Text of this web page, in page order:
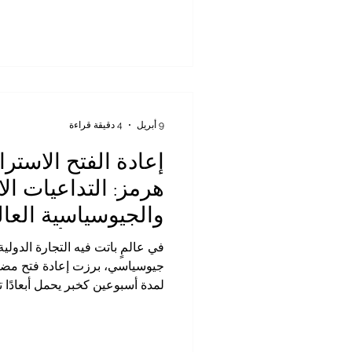
إعادة الفتح
هرمز: التداعيات
والجيوسياسية
لأسبوعين وأثرها
العربية الإفريقية
في عالمٍ باتت فيه التجارة
جيوسياسي، برزت إعادة فتح
لمدة أسبوعين كخبر يحمل أبعادًا
9 أبريل 4 دقيقة قراءة